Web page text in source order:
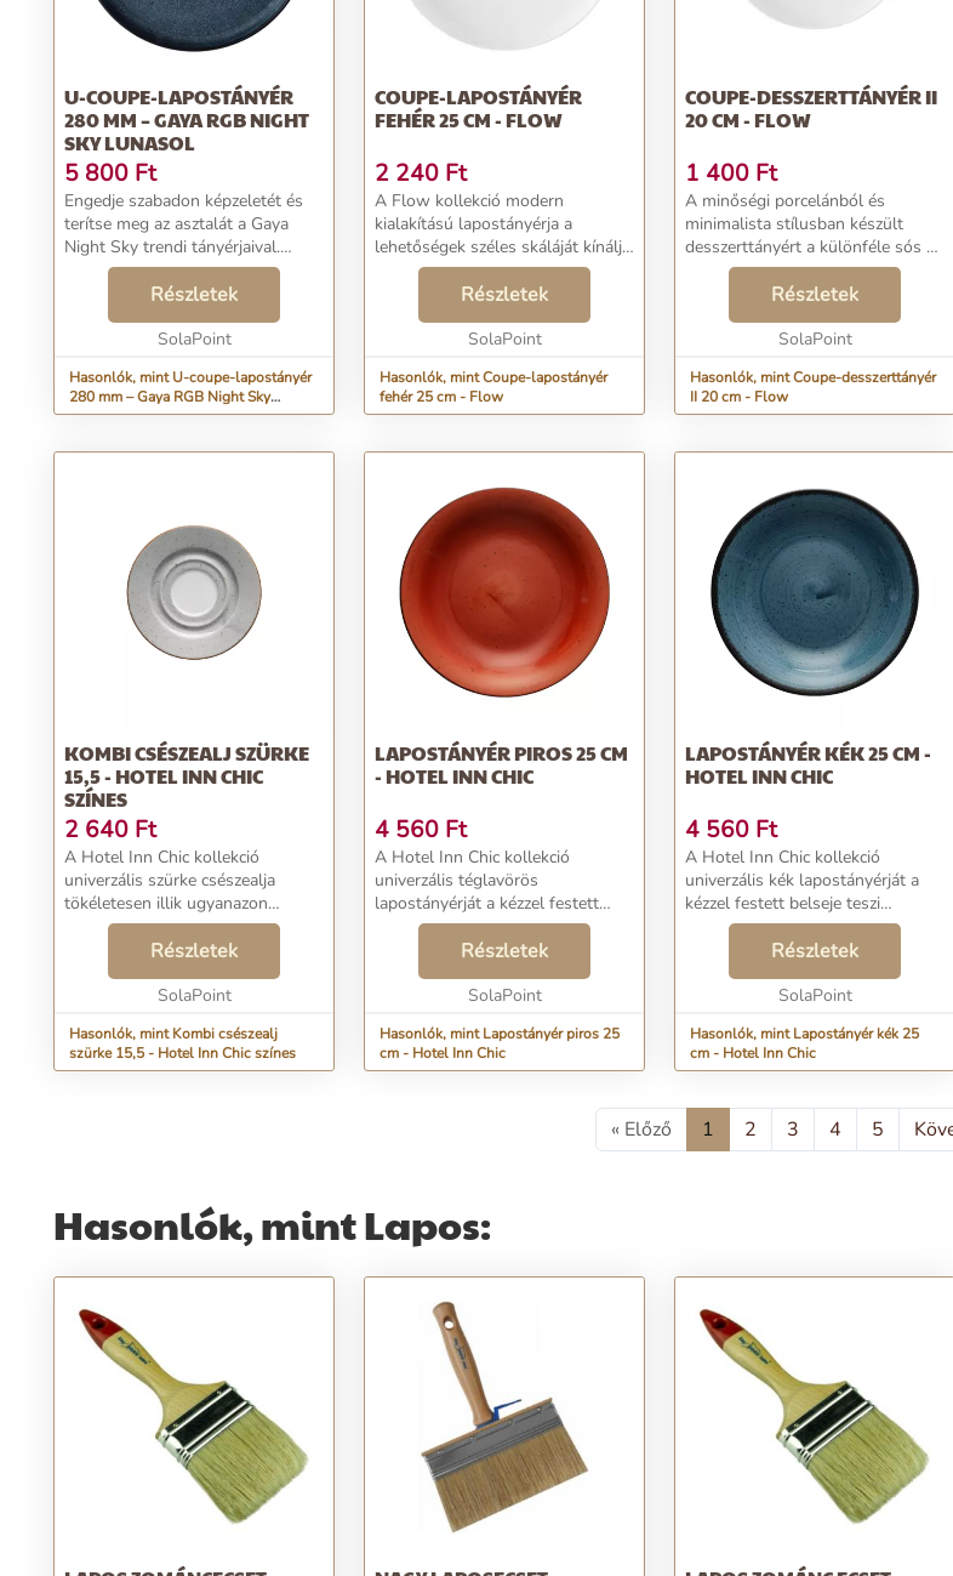
U-COUPE-LAPOSTÁNYÉR
280 MM – GAYA RGB NIGHT
SKY LUNASOL
5 800 Ft
Engedje szabadon képzeletét és
terítse meg az asztalát a Gaya
Night Sky trendi tányérjaival.
Egyedi színvilága még a
hétköznapi étkezést is képes
romantikus piknikké változtatni a
csillagokkal borítot...
Részletek
SolaPoint
Hasonlók, mint U-coupe-lapostányér
280 mm – Gaya RGB Night Sky
Lunasol
COUPE-LAPOSTÁNYÉR
FEHÉR 25 CM - FLOW
2 240 Ft
A Flow kollekció modern
kialakítású lapostányérja a
lehetőségek széles skáláját kínálja.
Alkalmas például hús-, zöldség-
vagy halételek tálalására.
Átmérője 25 cm. .= Az "U-Coupe"
dizájnelemmé teszi ...
Részletek
SolaPoint
Hasonlók, mint Coupe-lapostányér
fehér 25 cm - Flow
COUPE-DESSZERTTÁNYÉR II
20 CM - FLOW
1 400 Ft
A minőségi porcelánból és
minimalista stílusban készült
desszerttányért a különféle sós és
édes desszertek felszolgálására
dizájnelemmé teszi ezeket a
tányérokat, de ez az ol...
Részletek
SolaPoint
Hasonlók, mint Coupe-desszerttányér
II 20 cm - Flow
KOMBI CSÉSZEALJ SZÜRKE
15,5 - HOTEL INN CHIC
SZÍNES
2 640 Ft
A Hotel Inn Chic kollekció
univerzális szürke csészealja
tökéletesen illik ugyanazon
kollekció csészéihez. A kézi festés
által minden egyes darab
utánozhatatlanul eredeti.
Átmérője 15,5 cm....
Részletek
SolaPoint
Hasonlók, mint Kombi csészealj
szürke 15,5 - Hotel Inn Chic színes
LAPOSTÁNYÉR PIROS 25 CM
- HOTEL INN CHIC
4 560 Ft
A Hotel Inn Chic kollekció
univerzális téglavörös
lapostányérját a kézzel festett
belseje teszi egyedülállóvá, ezáltal
minden egyes darab
utánozhatatlanul eredeti.
Hangulatosabbá teszi otthonát és
Részletek
SolaPoint
Hasonlók, mint Lapostányér piros 25
cm - Hotel Inn Chic
LAPOSTÁNYÉR KÉK 25 CM -
HOTEL INN CHIC
4 560 Ft
A Hotel Inn Chic kollekció
univerzális kék lapostányérját a
kézzel festett belseje teszi
egyedülállóvá, ezáltal minden
egyes darab utánozhatatlanul
eredeti. Hangulatosabbá teszi
otthonát és a mindenna...
Részletek
SolaPoint
Hasonlók, mint Lapostányér kék 25
cm - Hotel Inn Chic
« Előző 1 2 3 4 5
Hasonlók, mint Lapos: